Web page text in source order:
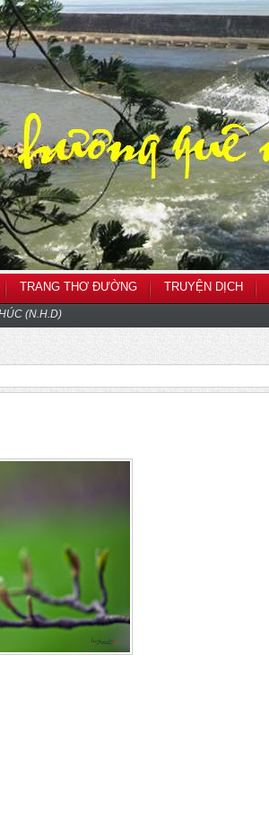
TRANG THƠ ĐƯỜNG TRUYỆN DỊCH
(N.H.D)